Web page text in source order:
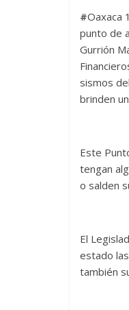
#Oaxaca
punto de
Gurrión
sismos
brinden
Este
tengan
o salden
El
estado
también